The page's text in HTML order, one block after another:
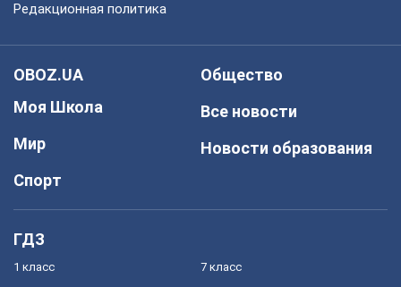
Редакционная политика
OBOZ.UA
Моя Школа
Мир
Спорт
Общество
Все новости
Новости образования
ГДЗ
1 класс 7 класс